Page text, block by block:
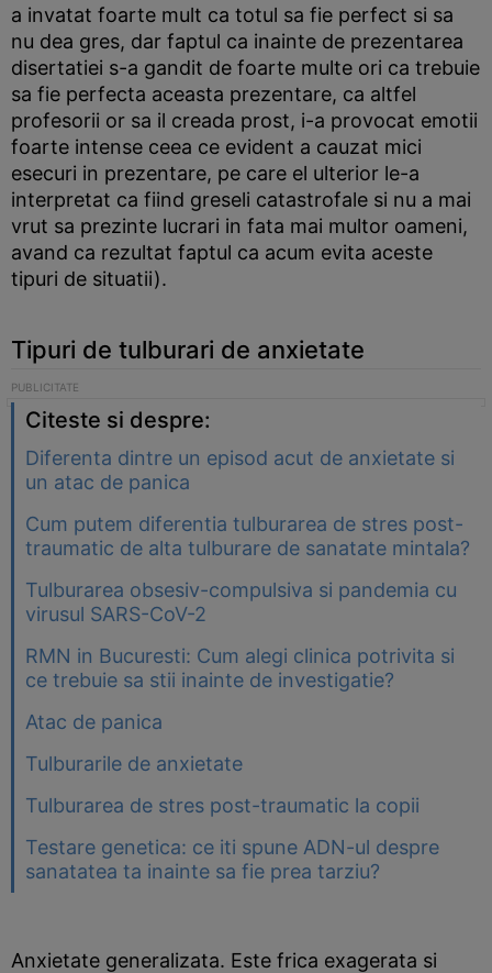
a invatat foarte mult ca totul sa fie perfect si sa
nu dea gres, dar faptul ca inainte de prezentarea
disertatiei s-a gandit de foarte multe ori ca trebuie
sa fie perfecta aceasta prezentare, ca altfel
profesorii or sa il creada prost, i-a provocat emotii
foarte intense ceea ce evident a cauzat mici
esecuri in prezentare, pe care el ulterior le-a
interpretat ca fiind greseli catastrofale si nu a mai
vrut sa prezinte lucrari in fata mai multor oameni,
avand ca rezultat faptul ca acum evita aceste
tipuri de situatii).
Tipuri de tulburari de anxietate
Citeste si despre:
Diferenta dintre un episod acut de anxietate si
un atac de panica
Cum putem diferentia tulburarea de stres post-
traumatic de alta tulburare de sanatate mintala?
Tulburarea obsesiv-compulsiva si pandemia cu
virusul SARS-CoV-2
RMN in Bucuresti: Cum alegi clinica potrivita si
ce trebuie sa stii inainte de investigatie?
Atac de panica
Tulburarile de anxietate
Tulburarea de stres post-traumatic la copii
Testare genetica: ce iti spune ADN-ul despre
sanatatea ta inainte sa fie prea tarziu?
Anxietate generalizata. Este frica exagerata si